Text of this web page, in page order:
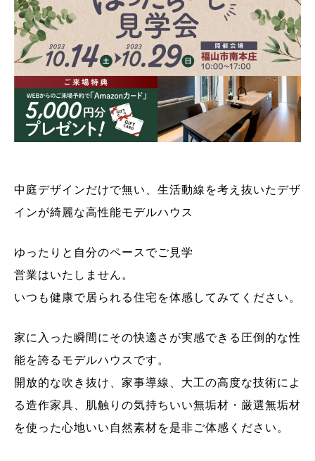
中庭デザインだけで無い、生活動線を考え抜いたデザ
インが綺麗な高性能モデルハウス
ゆったりと自分のペースでご見学
営業はいたしません。
いつも健康で居られる住宅を体感してみてください。
家に入った瞬間にその快適さが実感できる圧倒的な性
能を誇るモデルハウスです。
開放的な吹き抜け、家事導線、大工の高度な技術によ
る造作家具、肌触りの気持ちいい無垢材・厳選無垢材
を使った心地いい自然素材を是非ご体感ください。